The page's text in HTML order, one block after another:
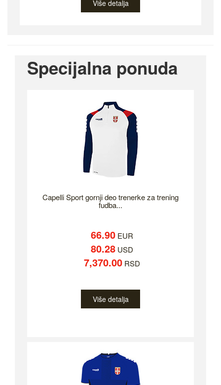
Više detalja
Specijalna ponuda
Capelli Sport gornji deo trenerke za trening
fudba...
66.90EUR
80.28USD
7,370.00RSD
Više detalja